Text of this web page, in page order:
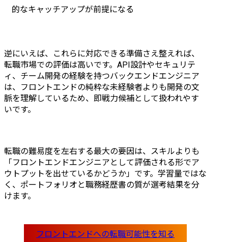
的なキャッチアップが前提になる
逆にいえば、これらに対応できる準備さえ整えれば、
転職市場での評価は高いです。API設計やセキュリテ
ィ、チーム開発の経験を持つバックエンドエンジニア
は、フロントエンドの純粋な未経験者よりも開発の文
脈を理解しているため、即戦力候補として扱われやす
いです。
転職の難易度を左右する最大の要因は、スキルよりも
「フロントエンドエンジニアとして評価される形でア
ウトプットを出せているかどうか」です。学習量ではな
く、ポートフォリオと職務経歴書の質が選考結果を分
けます。